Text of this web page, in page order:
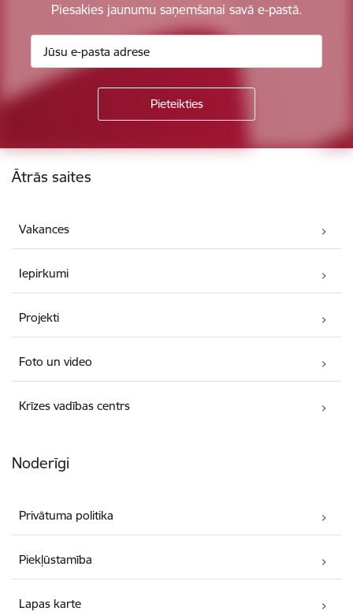
Piesakies jaunumu saņemšanai savā e-pastā.
Kājene
Ātrās saites
Vakances
Iepirkumi
Projekti
Foto un video
Krīzes vadības centrs
Noderīgi
Privātuma politika
Piekļūstamība
Lapas karte